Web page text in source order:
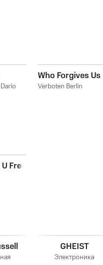
Dario
Who Forgives Us
Verboten Berlin
Free
GHEIST
Электроника